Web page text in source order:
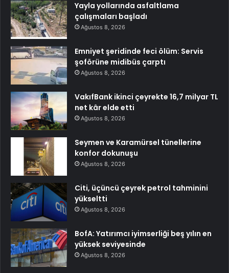
Yayla yollarında asfaltlama
çalışmaları başladı
Ağustos 8, 2026
Emniyet şeridinde feci ölüm: Servis
şoförüne midibüs çarptı
Ağustos 8, 2026
VakıfBank ikinci çeyrekte 16,7 milyar TL
net kâr elde etti
Ağustos 8, 2026
Seymen ve Karamürsel tünellerine
konfor dokunuşu
Ağustos 8, 2026
Citi, üçüncü çeyrek petrol tahminini
yükseltti
Ağustos 8, 2026
BofA: Yatırımcı iyimserliği beş yılın en
yüksek seviyesinde
Ağustos 8, 2026